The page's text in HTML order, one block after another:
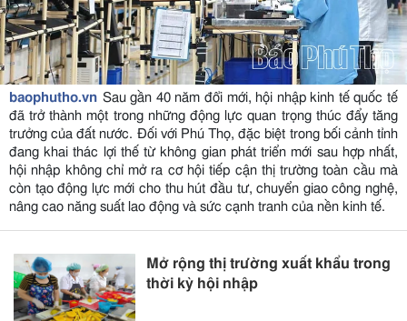
baophutho.vn Sau gần 40 năm đổi mới, hội nhập kinh tế quốc tế
đã trở thành một trong những động lực quan trọng thúc đẩy tăng
trưởng của đất nước. Đối với Phú Thọ, đặc biệt trong bối cảnh tỉnh
đang khai thác lợi thế từ không gian phát triển mới sau hợp nhất,
hội nhập không chỉ mở ra cơ hội tiếp cận thị trường toàn cầu mà
còn tạo động lực mới cho thu hút đầu tư, chuyển giao công nghệ,
nâng cao năng suất lao động và sức cạnh tranh của nền kinh tế.
Mở rộng thị trường xuất khẩu trong
thời kỳ hội nhập